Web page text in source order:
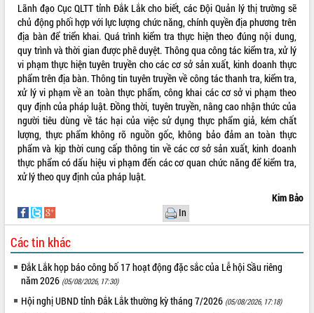
Lãnh đạo Cục QLTT tỉnh Đắk Lắk cho biết, các Đội Quản lý thị trường sẽ
chủ động phối hợp với lực lượng chức năng, chính quyền địa phương trên
địa bàn để triển khai. Quá trình kiểm tra thực hiện theo đúng nội dung,
quy trình và thời gian được phê duyệt. Thông qua công tác kiểm tra, xử lý
vi phạm thực hiện tuyên truyền cho các cơ sở sản xuất, kinh doanh thực
phẩm trên địa bàn. Thông tin tuyên truyền về công tác thanh tra, kiểm tra,
xử lý vi phạm về an toàn thực phẩm, công khai các cơ sở vi phạm theo
quy định của pháp luật. Đồng thời, tuyên truyền, nâng cao nhận thức của
người tiêu dùng về tác hại của việc sử dụng thực phẩm giả, kém chất
lượng, thực phẩm không rõ nguồn gốc, không bảo đảm an toàn thực
phẩm và kịp thời cung cấp thông tin về các cơ sở sản xuất, kinh doanh
thực phẩm có dấu hiệu vi phạm đến các cơ quan chức năng để kiểm tra,
xử lý theo quy định của pháp luật.
Kim Bảo
In
Các tin khác
Đắk Lắk họp báo công bố 17 hoạt động đặc sắc của Lễ hội Sầu riêng
năm 2026 (05/08/2026, 17:30)
Hội nghị UBND tỉnh Đắk Lắk thường kỳ tháng 7/2026 (05/08/2026, 17:18)